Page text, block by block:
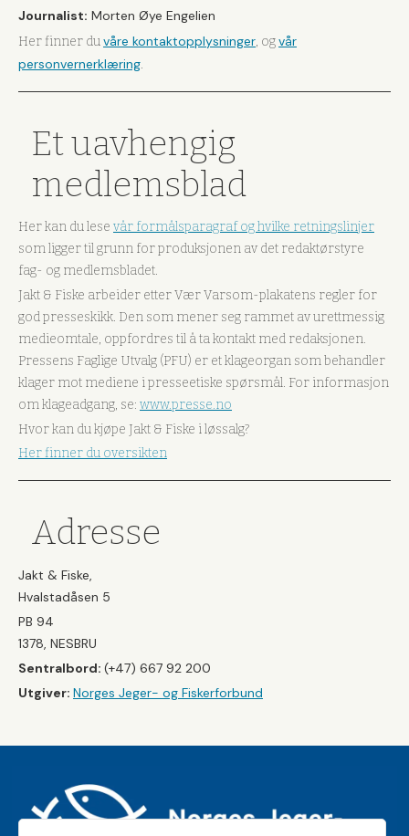
Journalist: Morten Øye Engelien
Her finner duvåre kontaktopplysninger, ogvår
personvernerklæring.
Et uavhengig
medlemsblad
Her kan du lese vår formålsparagraf og hvilke retningslinjer
som ligger til grunn for produksjonen av det redaktørstyre
fag- og medlemsbladet.
Jakt & Fiske arbeider etter Vær Varsom-plakatens regler for
god presseskikk. Den som mener seg rammet av urettmessig
medieomtale, oppfordres til å ta kontakt med redaksjonen.
Pressens Faglige Utvalg (PFU) er et klageorgan som behandler
klager mot mediene i presseetiske spørsmål. For informasjon
om klageadgang, se: www.presse.no
Hvor kan du kjøpe Jakt & Fiske i løssalg?
Her finner du oversikten
Adresse
Jakt & Fiske,
Hvalstadåsen 5
PB 94
1378, NESBRU
Sentralbord: (+47) 667 92 200
Utgiver: Norges Jeger- og Fiskerforbund